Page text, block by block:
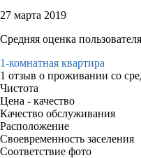
27 марта 2019
Средняя оценка
1-комнатная квартира
1 отзыв о проживании со
Чистота
Цена - качество
Качество обслуживания
Расположение
Своевременность заселения
Соответствие фото